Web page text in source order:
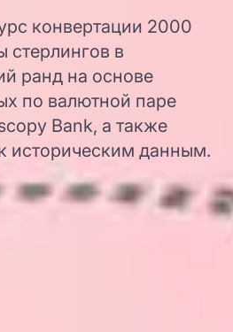
конвертации 2000
стерлингов в
ранд на основе
по валютной паре
Bank, а также
историческим данным.